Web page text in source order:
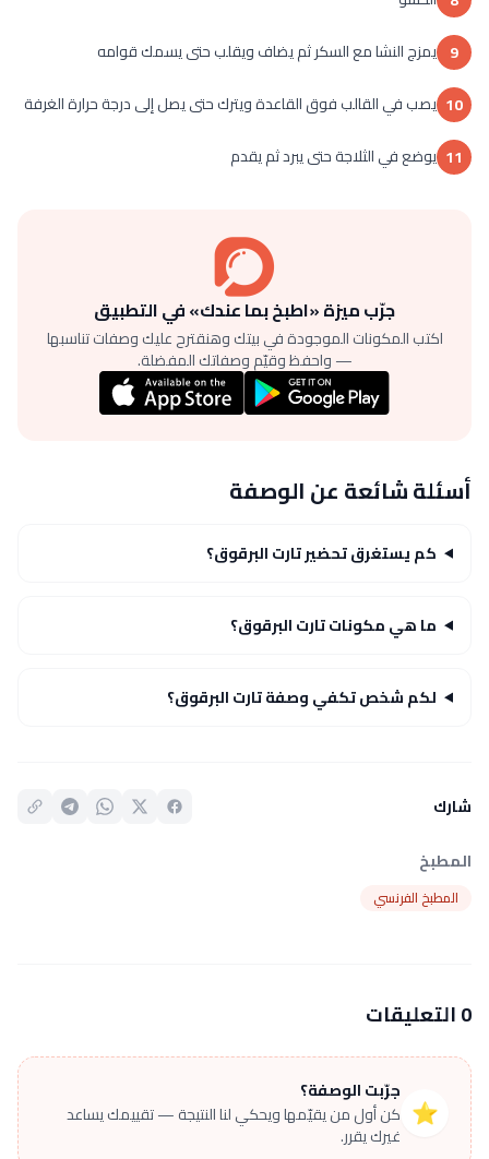
9 يمزج النشا مع السكر ثم يضاف ويقلب حتى يسمك قوامه
10 يصب في القالب فوق القاعدة ويترك حتى يصل إلى درجة حرارة الغرفة
11 يوضع في الثلاجة حتى يبرد ثم يقدم
جرّب ميزة «اطبخ بما عندك» في التطبيق
اكتب المكونات الموجودة في بيتك وهنقترح عليك وصفات تناسبها
— واحفظ وقيّم وصفاتك المفضلة.
أسئلة شائعة عن الوصفة
كم يستغرق تحضير تارت البرقوق؟
ما هي مكونات تارت البرقوق؟
لكم شخص تكفي وصفة تارت البرقوق؟
شارك
المطبخ
المطبخ الفرنسي
0 التعليقات
⭐
جرّبت الوصفة؟
كن أول من يقيّمها ويحكي لنا النتيجة — تقييمك يساعد
غيرك يقرر.